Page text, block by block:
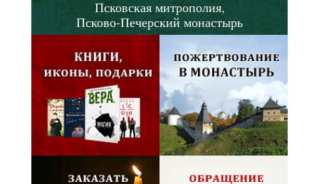
Псковская митрополия,
Псково-Печерский монастырь